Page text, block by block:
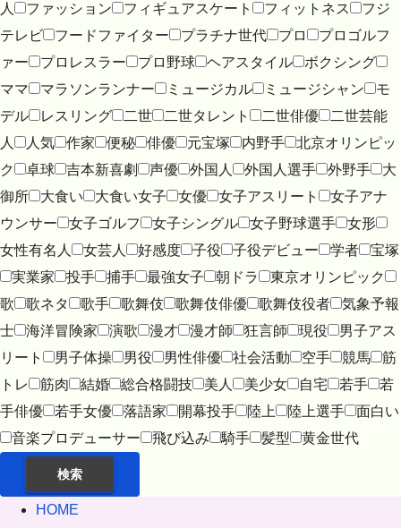
人
ファッション フィギュアスケート フィットネス
フジ
テレビ
フードファイター プラチナ世代 プロ
プロゴルフ
ァー
プロレスラー プロ野球 ヘアスタイル
ボクシング
ママ
マラソンランナー ミュージカル ミュージシャン
モ
デル
レスリング 二世 二世タレント 二世俳優
二世芸能
人
人気 作家 便秘 俳優 元宝塚 内野手
北京オリンピッ
ク
卓球 吉本新喜劇 声優 外国人 外国人選手 外野手
大
御所
大食い 大食い女子 女優 女子アスリート
女子アナ
ウンサー
女子ゴルフ 女子シングル 女子野球選手
女形
女性有名人
女芸人 好感度 子役 子役デビュー 学者
宝塚
実業家
投手 捕手 最強女子 朝ドラ
東京オリンピック
歌
歌ネタ 歌手 歌舞伎 歌舞伎俳優 歌舞伎役者
気象予報
士
海洋冒険家 演歌 漫才 漫才師 狂言師 現役
男子アス
リート
男子体操 男役 男性俳優 社会活動 空手 競馬
筋
トレ
筋肉 結婚 総合格闘技 美人 美少女 自宅 若手
若
手俳優
若手女優 落語家 開幕投手 陸上 陸上選手
面白い
音楽プロデューサー
飛び込み 騎手 髪型 黄金世代
検索
HOME